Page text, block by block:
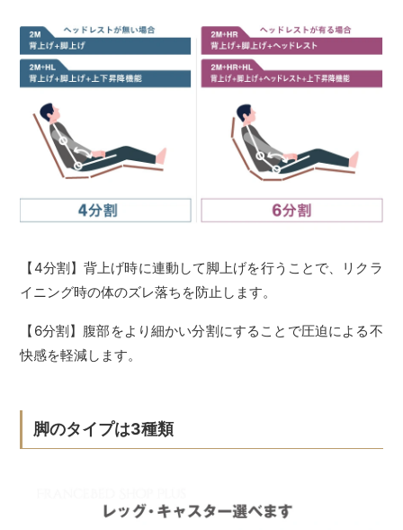
【4分割】背上げ時に連動して脚上げを行うことで、リクラ
イニング時の体のズレ落ちを防止します。
【6分割】腹部をより細かい分割にすることで圧迫による不
快感を軽減します。
脚のタイプは3種類